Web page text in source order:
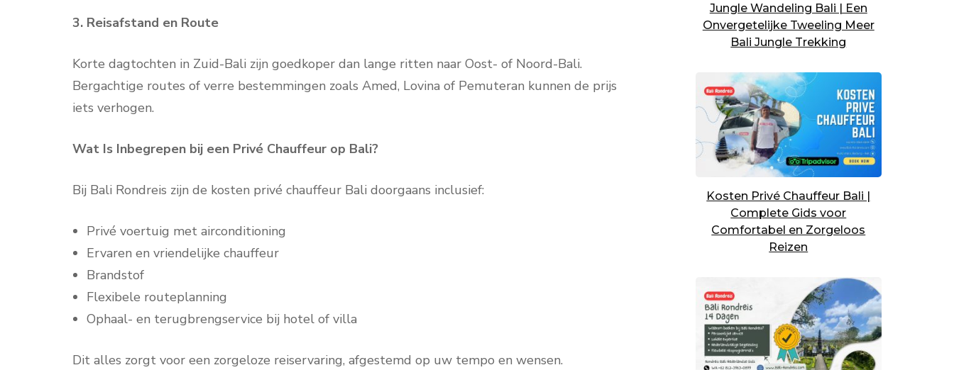
3. Reisafstand en Route
Korte dagtochten in Zuid-Bali zijn goedkoper dan lange ritten naar Oost- of Noord-Bali.
Bergachtige routes of verre bestemmingen zoals Amed, Lovina of Pemuteran kunnen de prijs
iets verhogen.
Wat Is Inbegrepen bij een Privé Chauffeur op Bali?
Bij Bali Rondreis zijn de kosten privé chauffeur Bali doorgaans inclusief:
Privé voertuig met airconditioning
Ervaren en vriendelijke chauffeur
Brandstof
Flexibele routeplanning
Ophaal- en terugbrengservice bij hotel of villa
Dit alles zorgt voor een zorgeloze reiservaring, afgestemd op uw tempo en wensen.
Jungle Wandeling Bali | Een
Onvergetelijke Tweeling Meer
Bali Jungle Trekking
Kosten Privé Chauffeur Bali |
Complete Gids voor
Comfortabel en Zorgeloos
Reizen